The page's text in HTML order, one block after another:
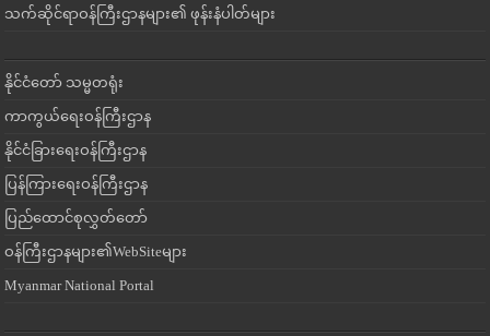
သက်ဆိုင်ရာဝန်ကြီးဌာနများ၏ ဖုန်းနံပါတ်များ
နိုင်ငံတော် သမ္မတရုံး
ကာကွယ်ရေးဝန်ကြီးဌာန
နိုင်ငံခြားရေးဝန်ကြီးဌာန
ပြန်ကြားရေးဝန်ကြီးဌာန
ပြည်ထောင်စုလွှတ်တော်
ဝန်ကြီးဌာနများ၏WebSiteများ
Myanmar National Portal